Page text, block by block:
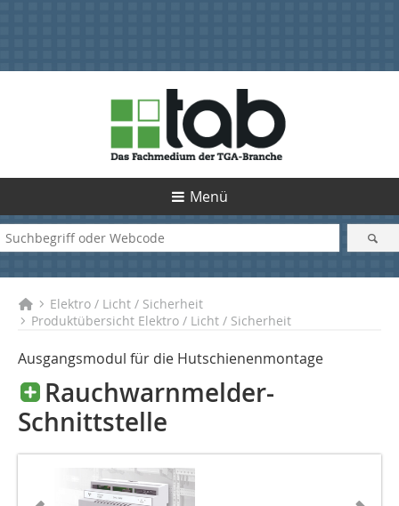
Menü
Elektro / Licht / Sicherheit
Produktübersicht Elektro / Licht / Sicherheit
Ausgangsmodul für die Hutschienenmontage
Rauchwarnmelder-
Schnittstelle